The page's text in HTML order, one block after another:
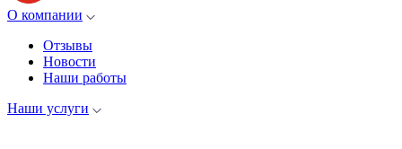
О компании
Отзывы
Новости
Наши работы
Наши услуги